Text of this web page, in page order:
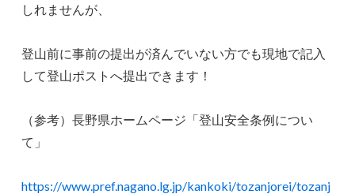
しれませんが、
登山前に事前の提出が済んでいない方でも現地で記入
して登山ポストへ提出できます！
（参考）長野県ホームページ「登山安全条例につい
て」
https://www.pref.nagano.lg.jp/kankoki/tozanjorei/tozanj